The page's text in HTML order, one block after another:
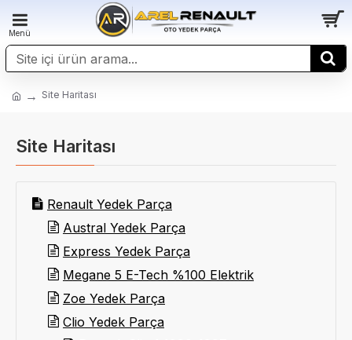
Site Haritası
Site Haritası
Renault Yedek Parça
Austral Yedek Parça
Express Yedek Parça
Megane 5 E-Tech %100 Elektrik
Zoe Yedek Parça
Clio Yedek Parça